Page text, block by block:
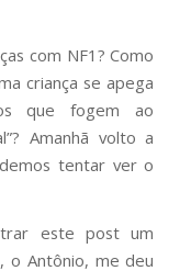
com NF1? Como
criança se apega
que fogem ao
Amanhã volto a
tentar ver o
este post um
o Antônio, me deu